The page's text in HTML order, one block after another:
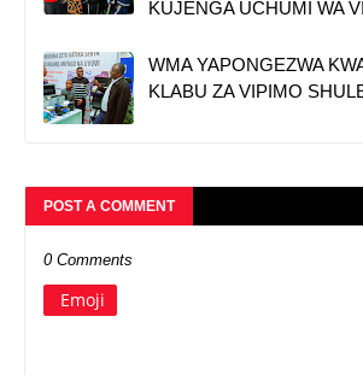
KUJENGA UCHUMI WA
WMA YAPONGEZWA
KLABU ZA VIPIMO
POST A COMMENT
0 Comments
Emoji